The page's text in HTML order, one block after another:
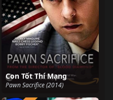
Con Tốt Thí Mạng
Pawn Sacrifice (2014)